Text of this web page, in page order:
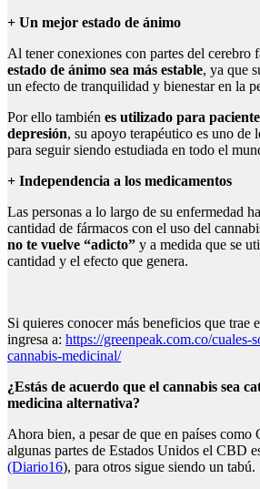
+ Un mejor estado de ánimo
Al tener conexiones con partes del cerebro
estado de ánimo sea más estable, ya que
un efecto de tranquilidad y bienestar en la
Por ello también es utilizado para
depresión, su apoyo terapéutico es uno de
para seguir siendo estudiada en todo el
+ Independencia a los medicamentos
Las personas a lo largo de su enfermedad
cantidad de fármacos con el uso del
no te vuelve “adicto” y a medida que se
cantidad y el efecto que genera.
Si quieres conocer más beneficios que trae
ingresa a: https://greenpeak.com.co/cuales-
cannabis-medicinal/
¿Estás de acuerdo que el cannabis sea
medicina alternativa?
Ahora bien, a pesar de que en países como
algunas partes de Estados Unidos el CBD
(Diario16), para otros sigue siendo un tabú.